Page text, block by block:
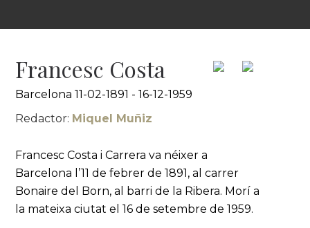
Francesc Costa
Barcelona 11-02-1891 - 16-12-1959
Redactor: Miquel Muñiz
Francesc Costa i Carrera va néixer a
Barcelona l’11 de febrer de 1891, al carrer
Bonaire del Born, al barri de la Ribera. Morí a
la mateixa ciutat el 16 de setembre de 1959.